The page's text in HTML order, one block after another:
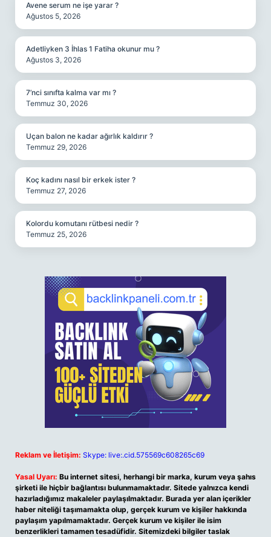
Avene serum ne işe yarar ?
Ağustos 5, 2026
Adetliyken 3 İhlas 1 Fatiha okunur mu ?
Ağustos 3, 2026
7’nci sınıfta kalma var mı ?
Temmuz 30, 2026
Uçan balon ne kadar ağırlık kaldırır ?
Temmuz 29, 2026
Koç kadını nasıl bir erkek ister ?
Temmuz 27, 2026
Kolordu komutanı rütbesi nedir ?
Temmuz 25, 2026
Reklam ve İletişim: Skype: live:.cid.575569c608265c69
Yasal Uyarı: Bu internet sitesi, herhangi bir marka, kurum veya şahıs
şirketi ile hiçbir bağlantısı bulunmamaktadır. Sitede yalnızca kendi
hazırladığımız makaleler paylaşılmaktadır. Burada yer alan içerikler
haber niteliği taşımamakta olup, gerçek kurum ve kişiler hakkında
paylaşım yapılmamaktadır. Gerçek kurum ve kişiler ile isim
benzerlikleri tamamen tesadüfidir. Sitemizdeki bilgiler taslak